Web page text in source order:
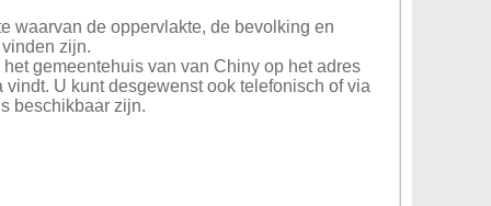
waarvan de oppervlakte, de bevolking en
zijn.
gemeentehuis van van Chiny op het adres
U kunt desgewenst ook telefonisch of via
beschikbaar zijn.